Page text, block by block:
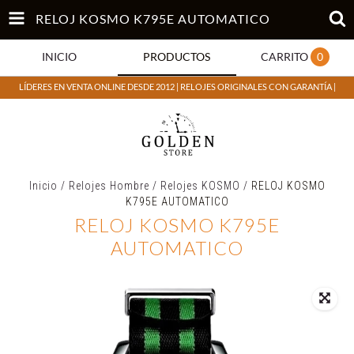
RELOJ KOSMO K795E AUTOMATICO
INICIO PRODUCTOS CARRITO 0
LÍDERES EN VENTA ONLINE DESDE 2012 | RELOJES ORIGINALES CON GARANTÍA |
Inicio / Relojes Hombre / Relojes KOSMO / RELOJ KOSMO
K795E AUTOMATICO
RELOJ KOSMO K795E
AUTOMATICO